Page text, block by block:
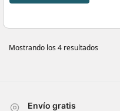
Mostrando los 4 resultados
Envío gratis